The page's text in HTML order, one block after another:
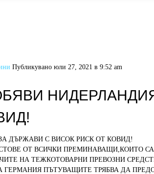
Публикувано юли 27, 2021 в 9:52 am
ДЪРЖАВИ С ВИСОК РИСК ОТ КОВИД!
ОТ ВСИЧКИ ПРЕМИНАВАЩИ,КОИТО
НА ТЕЖКОТОВАРНИ ПРЕВОЗНИ
ПЪТУВАЩИТЕ ТРЯБВА ДА